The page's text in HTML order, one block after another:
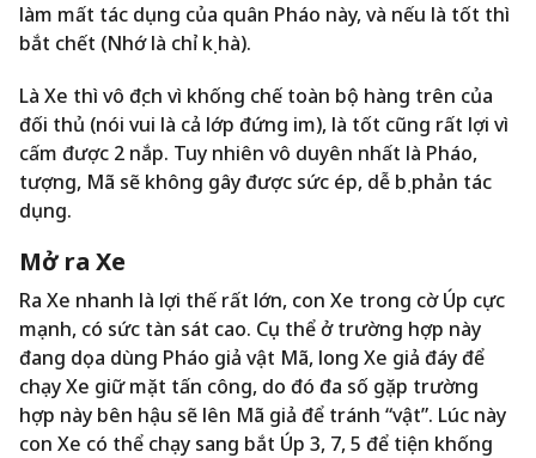
làm mất tác dụng của quân Pháo này, và nếu là tốt thì
bắt chết (Nhớ là chỉ kị hà).
Là Xe thì vô địch vì khống chế toàn bộ hàng trên của
đối thủ (nói vui là cả lớp đứng im), là tốt cũng rất lợi vì
cấm được 2 nắp. Tuy nhiên vô duyên nhất là Pháo,
tượng, Mã sẽ không gây được sức ép, dễ bị phản tác
dụng.
Mở ra Xe
Ra Xe nhanh là lợi thế rất lớn, con Xe trong cờ Úp cực
mạnh, có sức tàn sát cao. Cụ thể ở trường hợp này
đang dọa dùng Pháo giả vật Mã, long Xe giả đáy để
chạy Xe giữ mặt tấn công, do đó đa số gặp trường
hợp này bên hậu sẽ lên Mã giả để tránh “vật”. Lúc này
con Xe có thể chạy sang bắt Úp 3, 7, 5 để tiện khống